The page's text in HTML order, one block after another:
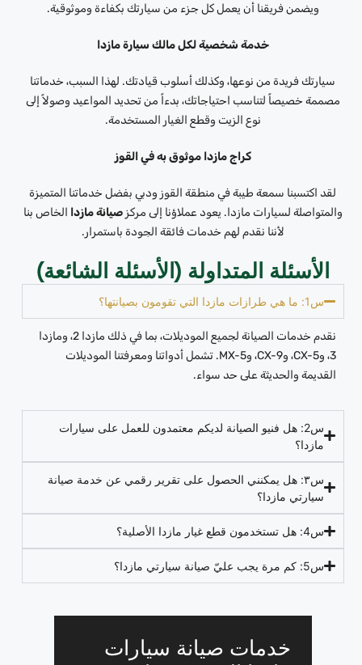
ويضمن فريقنا أن يعمل كل جزء من سيارتك بكفاءة وموثوقية.
خدمة شخصية لكل مالك سيارة مازدا
سيارتك فريدة من نوعها، وكذلك أسلوب قيادتك. لهذا السبب، خدماتنا
مصممة خصيصاً لتناسب احتياجاتك، بدءاً من تحديد المواعيد وصولاً إلى
نوع الزيت وقطع الغيار المستخدمة.
كراج مازدا موثوق به في القوز
لقد اكتسبنا سمعة طيبة في منطقة القوز ودبي بفضل خدماتنا المتميزة
والمتواصلة لسيارات مازدا. يعود عملاؤنا إلى مركزصيانة مازدا الخاص بنا
لأننا نقدم لهم خدمات فائقة الجودة باستمرار.
الأسئلة المتداولة (الأسئلة الشائعة)
س1: ما هي طرازات مازدا التي تقومون بصيانتها؟
نقدم خدمات الصيانة لجميع الموديلات، بما في ذلك مازدا 2، ومازدا
3، وCX-5، وCX-9، وMX-5. تشمل أدواتنا ومعرفتنا الموديلات
القديمة والحديثة على حد سواء.
س2: هل فنيو الصيانة لديكم معتمدون للعمل على سيارات
مازدا؟
س٣: هل يمكنني الحصول على تقرير رقمي عن خدمة صيانة
سيارتي مازدا؟
س4: هل تستخدمون قطع غيار مازدا الأصلية؟
س5: كم مرة يجب عليّ صيانة سيارتي مازدا؟
خدمات صيانة سيارات